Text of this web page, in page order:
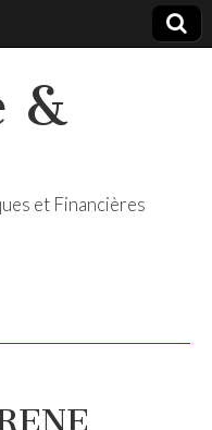
&
et Financières